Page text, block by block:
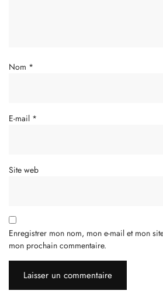
Nom *
E-mail *
Site web
Enregistrer mon nom, mon e-mail et mon
mon prochain commentaire.